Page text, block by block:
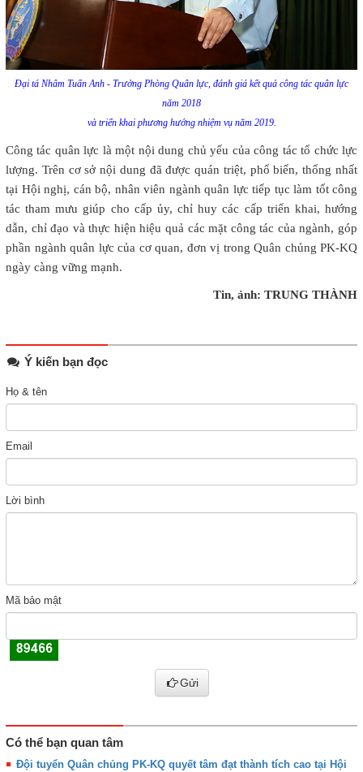
Đại tá Nhâm Tuấn Anh - Trưởng Phòng Quân lực, đánh giá kết quả công tác quân lực
năm 2018
và triển khai phương hướng nhiệm vụ năm 2019.
Công tác quân lực là một nội dung chủ yếu của công tác tổ chức lực
lượng. Trên cơ sở nội dung đã được quán triệt, phổ biến, thống nhất
tại Hội nghị, cán bộ, nhân viên ngành quân lực tiếp tục làm tốt công
tác tham mưu giúp cho cấp ủy, chỉ huy các cấp triển khai, hướng
dẫn, chỉ đạo và thực hiện hiệu quả các mặt công tác của ngành, góp
phần ngành quân lực của cơ quan, đơn vị trong Quân chủng PK-KQ
ngày càng vững mạnh.
Tin, ảnh: TRUNG THÀNH
Ý kiến bạn đọc
Họ & tên
Email
Lời bình
Mã bảo mật
Gửi
Có thể bạn quan tâm
Đội tuyển Quân chủng PK-KQ quyết tâm đạt thành tích cao tại Hội